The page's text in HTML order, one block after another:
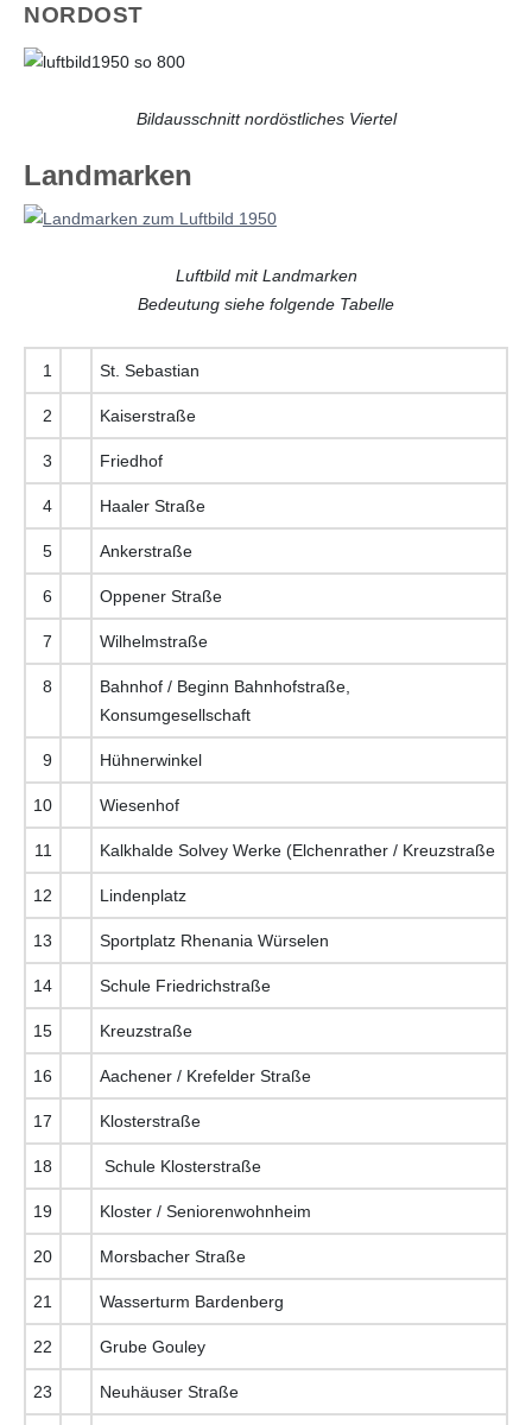
NORDOST
Bildausschnitt nordöstliches Viertel
Landmarken
Luftbild mit Landmarken
Bedeutung siehe folgende Tabelle
1 St. Sebastian
2 Kaiserstraße
3 Friedhof
4 Haaler Straße
5 Ankerstraße
6 Oppener Straße
7 Wilhelmstraße
8
Bahnhof / Beginn Bahnhofstraße,
Konsumgesellschaft
9 Hühnerwinkel
10 Wiesenhof
11 Kalkhalde Solvey Werke (Elchenrather / Kreuzstraße
12 Lindenplatz
13 Sportplatz Rhenania Würselen
14 Schule Friedrichstraße
15 Kreuzstraße
16 Aachener / Krefelder Straße
17 Klosterstraße
18 Schule Klosterstraße
19 Kloster / Seniorenwohnheim
20 Morsbacher Straße
21 Wasserturm Bardenberg
22 Grube Gouley
23 Neuhäuser Straße